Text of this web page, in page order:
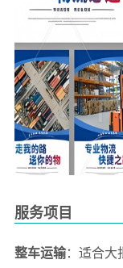
服务项目
整车运输：适合大